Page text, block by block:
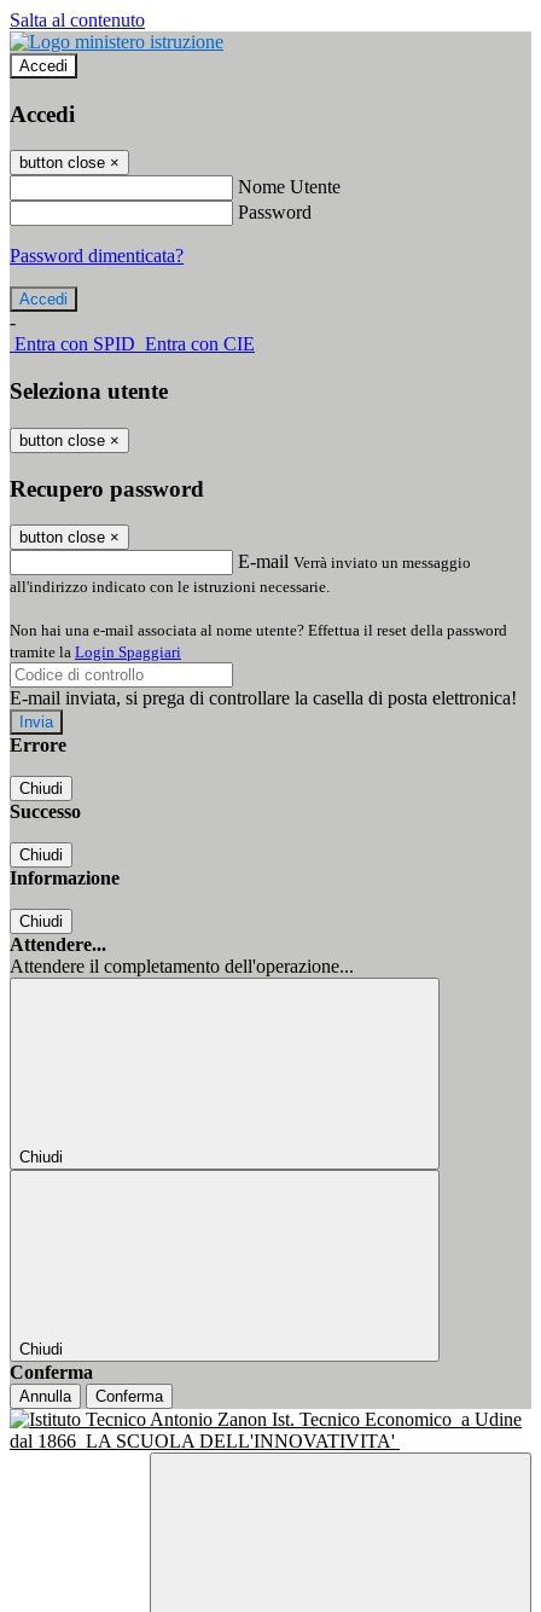
Salta al contenuto
Accedi
Accedi
button close ×
Nome Utente
Password
Password dimenticata?
-
Entra con SPID Entra con CIE
Seleziona utente
button close ×
Recupero password
button close ×
E-mail Verrà inviato un messaggio
all'indirizzo indicato con le istruzioni necessarie.
Non hai una e-mail associata al nome utente? Effettua il reset della password
tramite la Login Spaggiari
E-mail inviata, si prega di controllare la casella di posta elettronica!
Errore
Chiudi
Successo
Chiudi
Informazione
Chiudi
Attendere...
Attendere il completamento dell'operazione...
Chiudi
Chiudi
Conferma
Annulla Conferma
Ist. Tecnico Economico a Udine
dal 1866 LA SCUOLA DELL'INNOVATIVITA'